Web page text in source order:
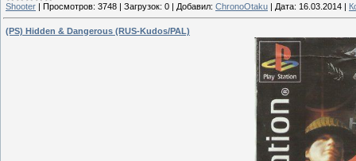
Shooter | Просмотров: 3748 | Загрузок: 0 | Добавил: ChronoOtaku | Дата: 16.03.2014 |
(PS) Hidden & Dangerous (RUS-Kudos/PAL)